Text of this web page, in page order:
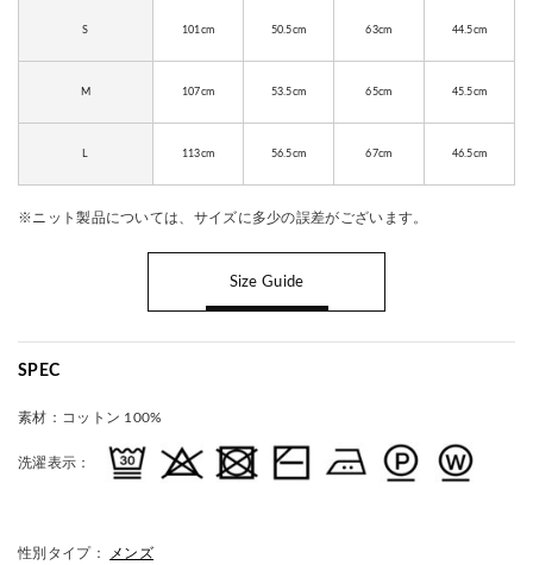
S 101cm 50.5cm 63cm 44.5cm
M 107cm 53.5cm 65cm 45.5cm
L 113cm 56.5cm 67cm 46.5cm
※ニット製品については、サイズに多少の誤差がございます。
Size Guide
SPEC
素材： コットン 100%
洗濯表示：
性別タイプ：
メンズ